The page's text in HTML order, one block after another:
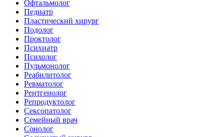
Офтальмолог
Педиатр
Пластический хирург
Подолог
Проктолог
Психиатр
Психолог
Пульмонолог
Реабилитолог
Ревматолог
Рентгенолог
Репродуктолог
Сексопатолог
Семейный врач
Сонолог